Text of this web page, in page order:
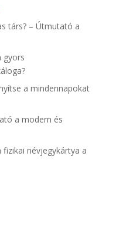
társ? – Útmutató a
gyors
a mindennapokat
a modern és
névjegykártya a